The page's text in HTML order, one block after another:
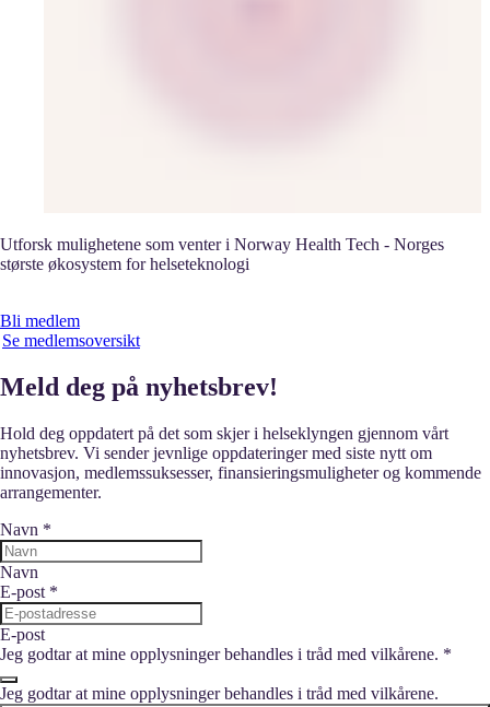
Utforsk mulighetene som venter i Norway Health Tech - Norges
største økosystem for helseteknologi
Bli medlem
Se medlemsoversikt
Meld deg på nyhetsbrev!
Hold deg oppdatert på det som skjer i helseklyngen gjennom vårt
nyhetsbrev. Vi sender jevnlige oppdateringer med siste nytt om
innovasjon, medlemssuksesser, finansieringsmuligheter og kommende
arrangementer.
Navn *
Navn
E-post *
E-post
Jeg godtar at mine opplysninger behandles i tråd med vilkårene. *
Jeg godtar at mine opplysninger behandles i tråd med vilkårene.